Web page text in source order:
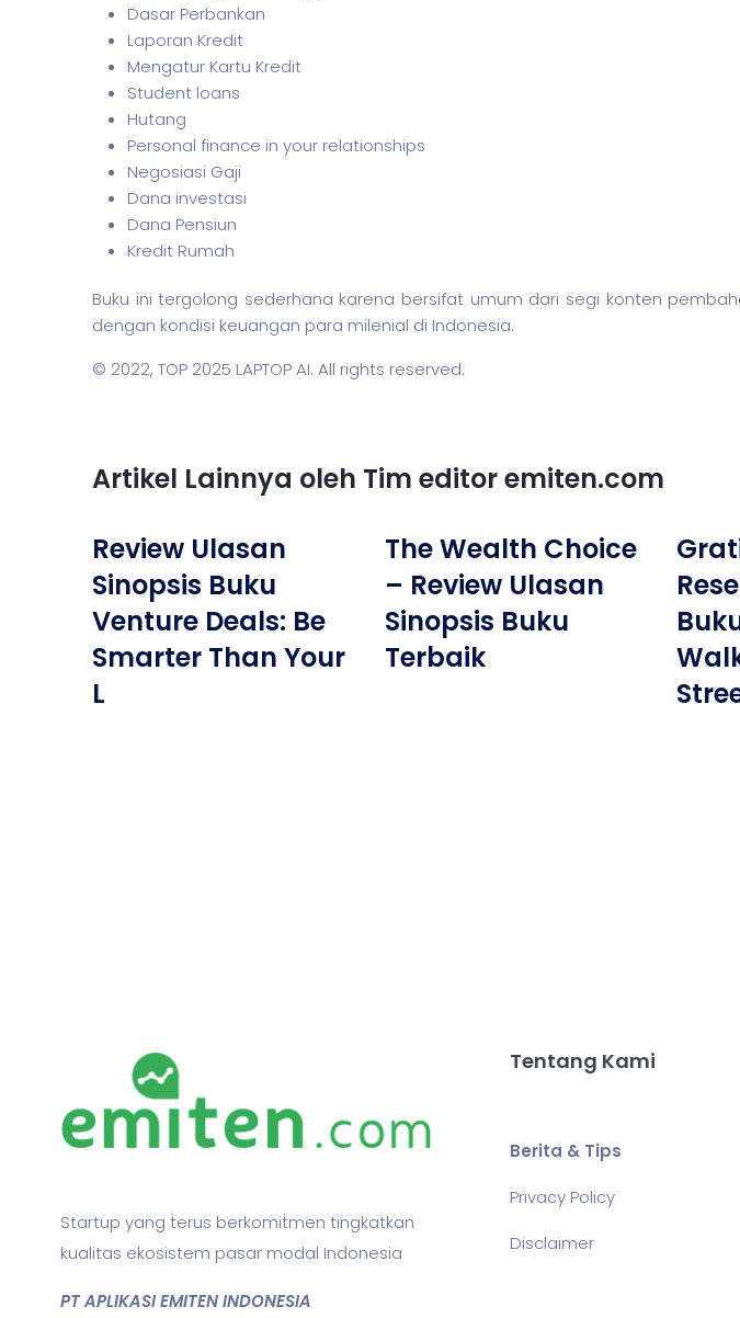
Dasar Perbankan
Laporan Kredit
Mengatur Kartu Kredit
Student loans
Hutang
Personal finance in your relationships
Negosiasi Gaji
Dana investasi
Dana Pensiun
Kredit Rumah
Buku ini tergolong sederhana karena bersifat umum dari segi konten
dengan kondisi keuangan para milenial di Indonesia.
© 2022, TOP 2025 LAPTOP AI. All rights reserved.
Artikel Lainnya oleh Tim editor emiten.com
Review Ulasan
Sinopsis Buku
Venture Deals: Be
Smarter Than Your
L
The Wealth Choice
– Review Ulasan
Sinopsis Buku
Terbaik
Startup yang terus berkomitmen tingkatkan
kualitas ekosistem pasar modal Indonesia
PT APLIKASI EMITEN INDONESIA
Tentang Kami
Berita & Tips
Privacy Policy
Disclaimer